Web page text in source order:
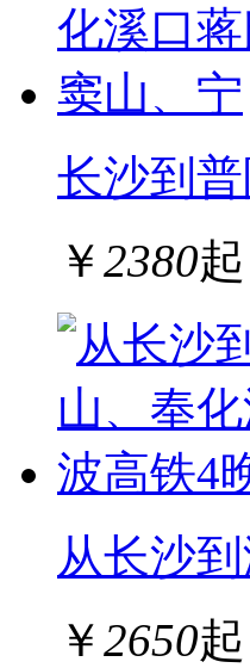
长沙到
￥2380起
从长沙
￥2650起